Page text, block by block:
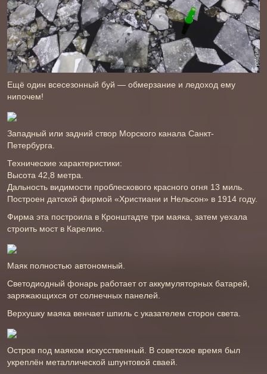
Ещё один всесезонный буй — обмерзание и ледоход ему
нипочем!
Западный или задний створ Морского канала Санкт-
Петербурга.
Технические характеристики:
Высота 42,8 метра.
Дальность видимости проблескового красного огня 13 миль.
Построен датской фирмой «Христиани и Нельсон» в 1914 году.
Фирма эта построила в Кронштадте три маяка, затем уехала
строить мост в Карелию.
Маяк полностью автономный.
Светодиодный фонарь работает от аккумуляторных батарей,
заряжающихся от солнечных панелей.
Верхушку маяка венчает шпиль с указателем сторон света.
Остров под маяком искусственный. В советское время был
укреплён металлической шпунтовой сваей.